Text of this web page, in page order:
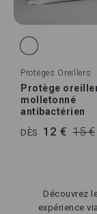
Protèges Oreillers
Protège
molletonné
antibactérien
DÈS 12 € 15 €
Découvrez
expérience